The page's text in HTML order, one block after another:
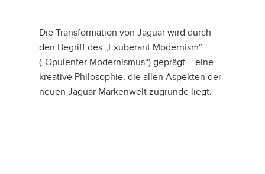
Die Transformation von Jaguar wird durch
den Begriff des „Exuberant Modernism“
(„Opulenter Modernismus“) geprägt – eine
kreative Philosophie, die allen Aspekten der
neuen Jaguar Markenwelt zugrunde liegt.